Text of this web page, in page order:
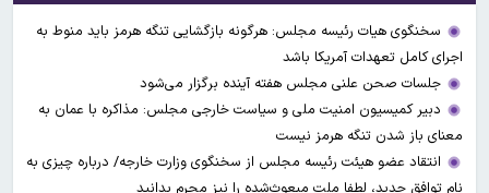
سخنگوی هیات رئیسه مجلس: هرگونه بازگشایی تنگه هرمز باید منوط به
اجرای کامل تعهدات آمریکا باشد
جلسات صحن علنی مجلس هفته آینده برگزار می‌شود
دبیر کمیسیون امنیت ملی و سیاست خارجی مجلس: مذاکره با عمان به
معنای باز شدن تنگه هرمز نیست
انتقاد عضو هیئت رئیسه مجلس از سخنگوی وزارت خارجه/ درباره چیزی به
نام توافق جدید، لطفا ملت مبعوث‌شده را نیز محرم بدانید